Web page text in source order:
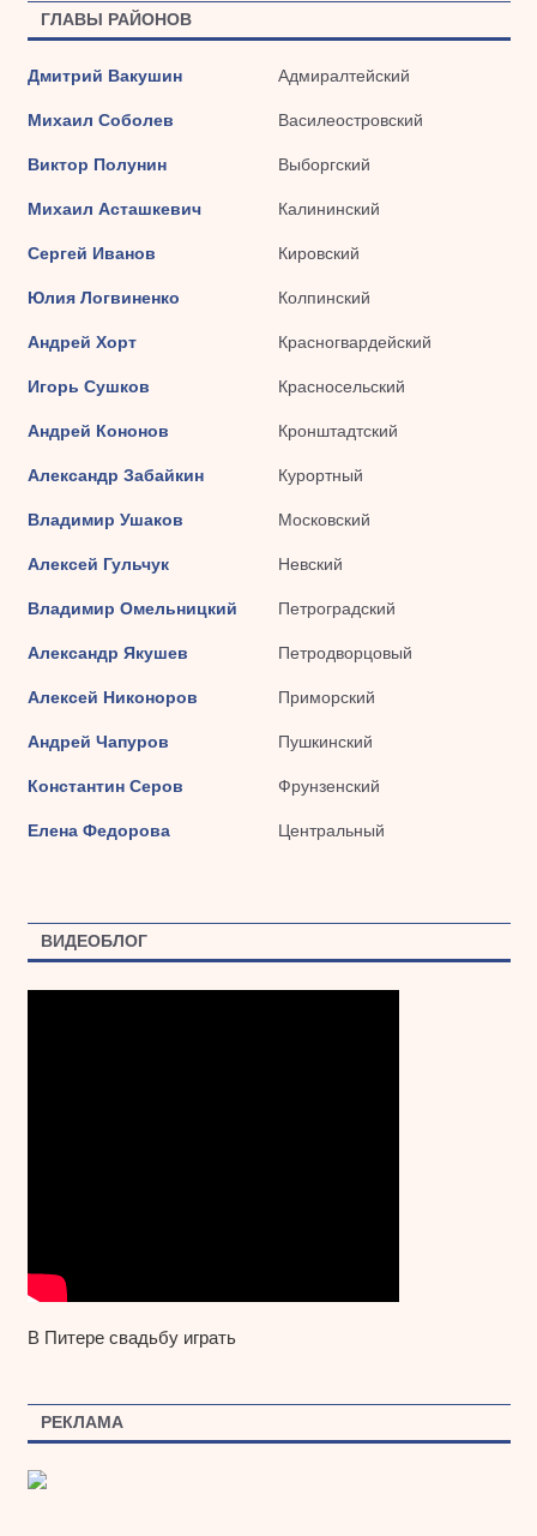
ГЛАВЫ РАЙОНОВ
Дмитрий Вакушин Адмиралтейский
Михаил Соболев Василеостровский
Виктор Полунин Выборгский
Михаил Асташкевич Калининский
Сергей Иванов Кировский
Юлия Логвиненко Колпинский
Андрей Хорт Красногвардейский
Игорь Сушков Красносельский
Андрей Кононов Кронштадтский
Александр Забайкин Курортный
Владимир Ушаков Московский
Алексей Гульчук Невский
Владимир Омельницкий Петроградский
Александр Якушев Петродворцовый
Алексей Никоноров Приморский
Андрей Чапуров Пушкинский
Константин Серов Фрунзенский
Елена Федорова Центральный
ВИДЕОБЛОГ
В Питере свадьбу играть
РЕКЛАМА